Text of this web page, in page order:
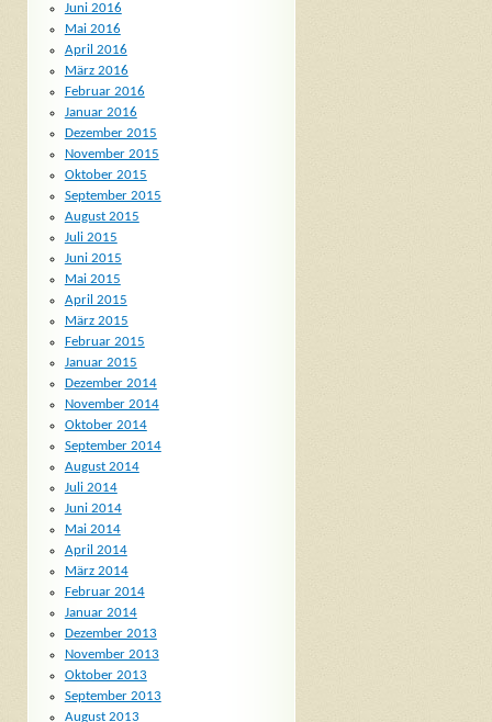
Juni 2016
Mai 2016
April 2016
März 2016
Februar 2016
Januar 2016
Dezember 2015
November 2015
Oktober 2015
September 2015
August 2015
Juli 2015
Juni 2015
Mai 2015
April 2015
März 2015
Februar 2015
Januar 2015
Dezember 2014
November 2014
Oktober 2014
September 2014
August 2014
Juli 2014
Juni 2014
Mai 2014
April 2014
März 2014
Februar 2014
Januar 2014
Dezember 2013
November 2013
Oktober 2013
September 2013
August 2013